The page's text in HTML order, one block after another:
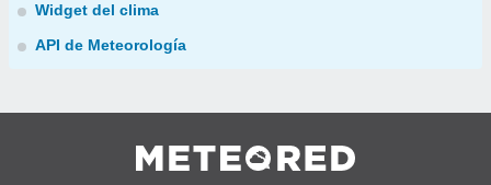
Widget del clima
API de Meteorología